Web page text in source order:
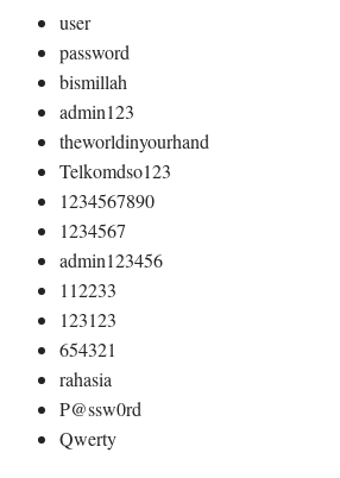
user
password
bismillah
admin123
theworldinyourhand
Telkomdso123
1234567890
1234567
admin123456
112233
123123
654321
rahasia
P@ssw0rd
Qwerty